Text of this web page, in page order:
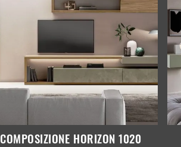
COMPOSIZIONE HORIZON 1020